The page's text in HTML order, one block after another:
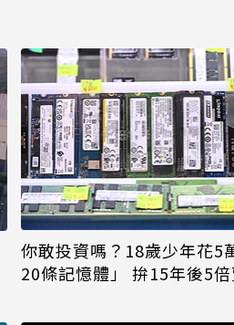
你敢投資嗎？18歲少年花5
20條記憶體」 拚15年後5